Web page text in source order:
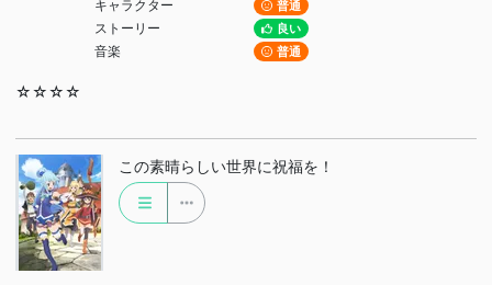
キャラクター 普通
ストーリー 良い
音楽 普通
☆☆☆☆
この素晴らしい世界に祝福を！